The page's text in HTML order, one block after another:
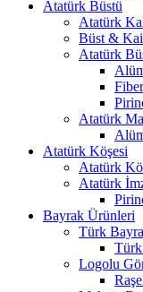
Atatürk Büstü
Atatürk
Büst &
Atatürk
Atatürk
Atatürk Köşesi
Atatürk
Atatürk
Bayrak Ürünleri
Türk
Türk
Logolu